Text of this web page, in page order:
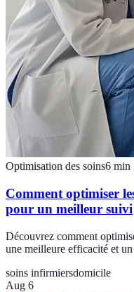
Optimisation des soins6 min
Comment optimiser
pour un meilleur suivi
Découvrez comment
une meilleure efficacité et
soins infirmiersdomicile
Aug 6